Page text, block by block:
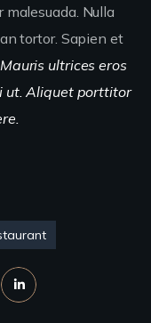
Nulla
tortor. Sapien et
Mauris ultrices eros
ut. Aliquet porttitor